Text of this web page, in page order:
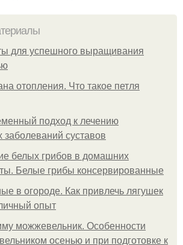
для успешного выращивания
отопления. Что такое петля
подход к лечению
заболеваний суставов
белых грибов в домашних
Белые грибы консервированные
в огороде. Как привлечь лягушек
опыт
можжевельник. Особенности
осенью и при подготовке к